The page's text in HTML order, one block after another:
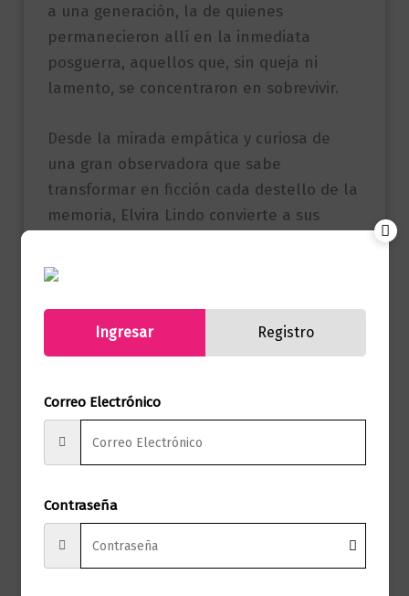
a una generación, la de quienes
permanecieron allí en la inmediata
posguerra, aquellos que, sin queja ni
lamento, se concentraron en sobrevivir.
Desde la mirada empática y curiosa de
una gran observadora que sabe
transformar en ficción cada destello de la
memoria, Elvira Lindo convierte a sus
aproximarse a ellos con libertad, lucidez y
demostración de gran técnica puesta al
luces y las sombras de un pasado
convertido para siempre en gran
literatura.
Ingresar Registro
Correo Electrónico
Contraseña